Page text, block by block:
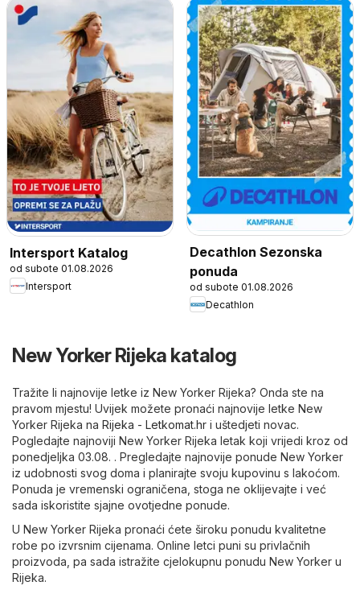
Intersport Katalog
od subote 01.08.2026
Intersport
Decathlon Sezonska
ponuda
od subote 01.08.2026
Decathlon
New Yorker Rijeka katalog
Tražite li najnovije letke iz New Yorker Rijeka? Onda ste na
pravom mjestu! Uvijek možete pronaći najnovije letke New
Yorker Rijeka na Rijeka - Letkomat.hr i uštedjeti novac.
Pogledajte najnoviji New Yorker Rijeka letak koji vrijedi kroz od
ponedjeljka 03.08. . Pregledajte najnovije ponude New Yorker
iz udobnosti svog doma i planirajte svoju kupovinu s lakoćom.
Ponuda je vremenski ograničena, stoga ne oklijevajte i već
sada iskoristite sjajne ovotjedne ponude.
U New Yorker Rijeka pronaći ćete široku ponudu kvalitetne
robe po izvrsnim cijenama. Online letci puni su privlačnih
proizvoda, pa sada istražite cjelokupnu ponudu New Yorker u
Rijeka.